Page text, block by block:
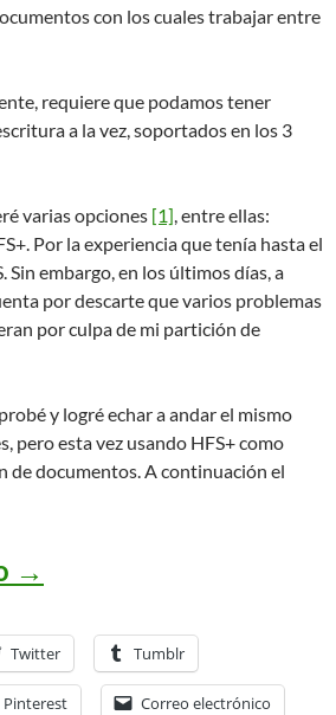
con los cuales trabajar entre
requiere que podamos tener
a la vez, soportados en los 3
varias opciones [1], entre ellas:
Por la experiencia que tenía hasta el
Sin embargo, en los últimos días, a
por descarte que varios problemas
por culpa de mi partición de
y logré echar a andar el mismo
pero esta vez usando HFS+ como
de documentos. A continuación el
Migré mi partición de
→
Twitter Tumblr
Pinterest Correo electrónico